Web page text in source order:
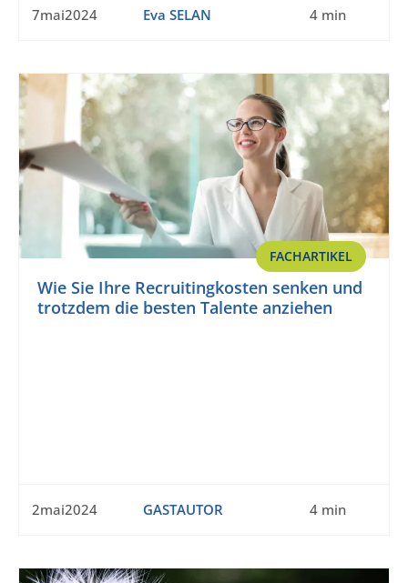
7mai2024 Eva SELAN 4 min
FACHARTIKEL
Wie Sie Ihre Recruitingkosten senken und
trotzdem die besten Talente anziehen
2mai2024 GASTAUTOR 4 min